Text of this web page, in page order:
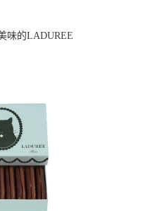
味的LADUREE